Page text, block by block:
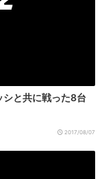
と共に戦った8台
2017/08/07